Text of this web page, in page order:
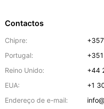
Contactos
Chipre:
Portugal:
Reino Unido:
+44
EUA:
+1
Endereço de e-mail: